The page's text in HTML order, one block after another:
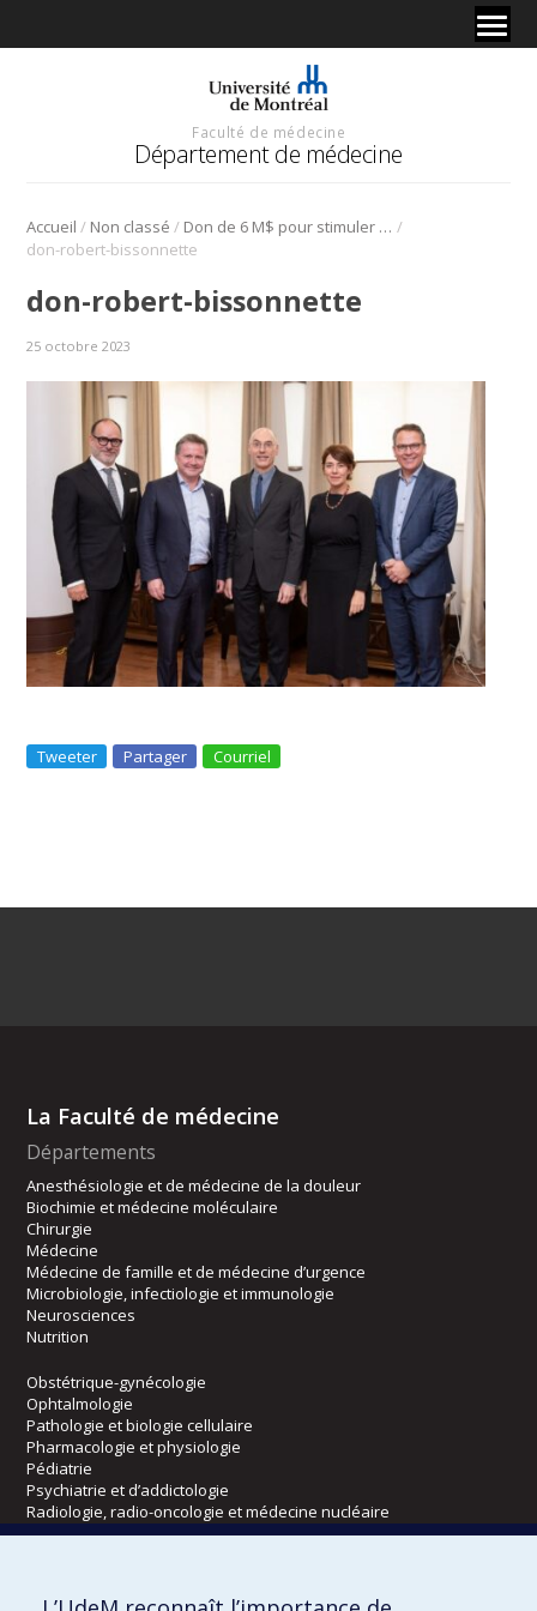
Faculté de médecine
Département de médecine
Accueil / Non classé / Don de 6 M$ pour stimuler la recherche en dermatologie /
don-robert-bissonnette
don-robert-bissonnette
25 octobre 2023
Tweeter Partager Courriel
La Faculté de médecine
Départements
Anesthésiologie et de médecine de la douleur
Biochimie et médecine moléculaire
Chirurgie
Médecine
Médecine de famille et de médecine d’urgence
Microbiologie, infectiologie et immunologie
Neurosciences
Nutrition
Obstétrique-gynécologie
Ophtalmologie
Pathologie et biologie cellulaire
Pharmacologie et physiologie
Pédiatrie
Psychiatrie et d’addictologie
Radiologie, radio-oncologie et médecine nucléaire